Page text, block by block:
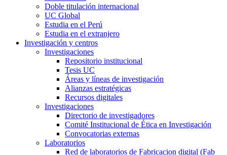
Doble titulación internacional
UC Global
Estudia en el Perú
Estudia en el extranjero
Investigación y centros
Investigaciones
Repositorio institucional
Tesis UC
Áreas y líneas de investigación
Alianzas estratégicas
Recursos digitales
Investigaciones
Directorio de investigadores
Comité Institucional de Ética en Investigación
Convocatorias externas
Laboratorios
Red de laboratorios de Fabricacion digital (Fab